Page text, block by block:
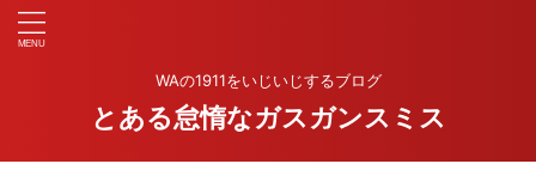
WAの1911をいじいじするブログ
とある怠惰なガスガンスミス